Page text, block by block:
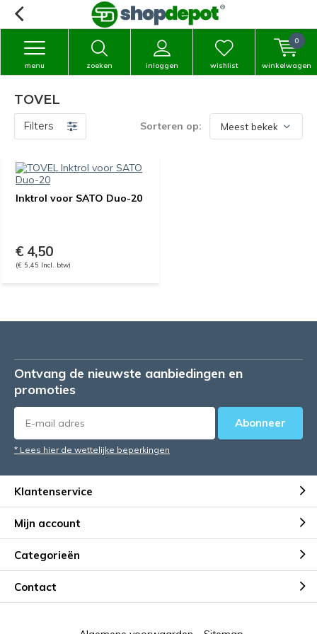
zoeken inloggen
menu wishlist winkelwagen
0
TOVEL
Filters Sorteren op:
Inktrol voor SATO Duo-20
€ 4,50
(€ 5,45 Incl. btw)
Ontvang de nieuwste aanbiedingen en
promoties
Abonneer
* Lees hier de wettelijke beperkingen
Klantenservice
Mijn account
Categorieën
Contact